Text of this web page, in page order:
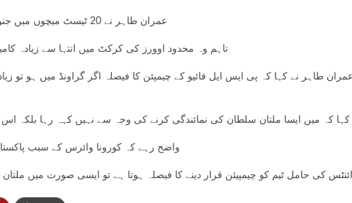
عمران طاہر نے 20 ٹیسٹ میچوں میں جنوبی افریقہ کی نمائندگی کی جس میں وہ 40.24 کی اوسط سے 57 وکٹیں لے چکے ہیں۔
تاہم وہ محدود اوورز کی کرکٹ میں انتہا سے زیادہ کامیاب رہے اور 107 ون ڈے میچوں میں 173 اور 38 ٹی 20 میچوں
طاہر نے کہا کہ پی ایس ایل فائیو کے چیمپئن کا فیصلہ اگر گراونڈ میں ہو تو
کہا کہ میں ایسا ملتان سلطان کی نمائندگی کرنے کی وجہ سے نہیں کہہ رہا بلکہ
واضح رہے کہ کورونا وائرس کے سبب
کی حامل ٹیم کو چیمپیئن قرار دینے کا فیصلہ ہوتا ہے تو ایسی صورت میں